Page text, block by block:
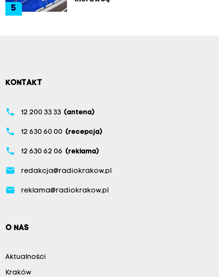
5
KONTAKT
phone 12 200 33 33 (antena)
phone 12 630 60 00 (recepcja)
phone 12 630 62 06 (reklama)
email redakcja@radiokrakow.pl
email reklama@radiokrakow.pl
O NAS
Aktualności
Kraków